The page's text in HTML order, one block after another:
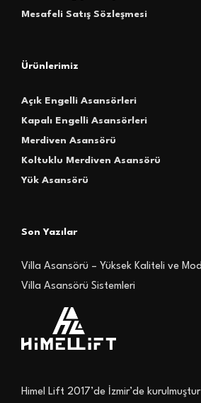
Mesafeli Satış Sözleşmesi
Ürünlerimiz
Açık Engelli Asansörleri
Kapalı Engelli Asansörleri
Merdiven Asansörü
Koltuklu Merdiven Asansörü
Yük Asansörü
Son Yazılar
Villa Asansörü – Yüksek Kaliteli ve
Villa Asansörü Sistemleri
Himel Lift 2017’de İzmir’de